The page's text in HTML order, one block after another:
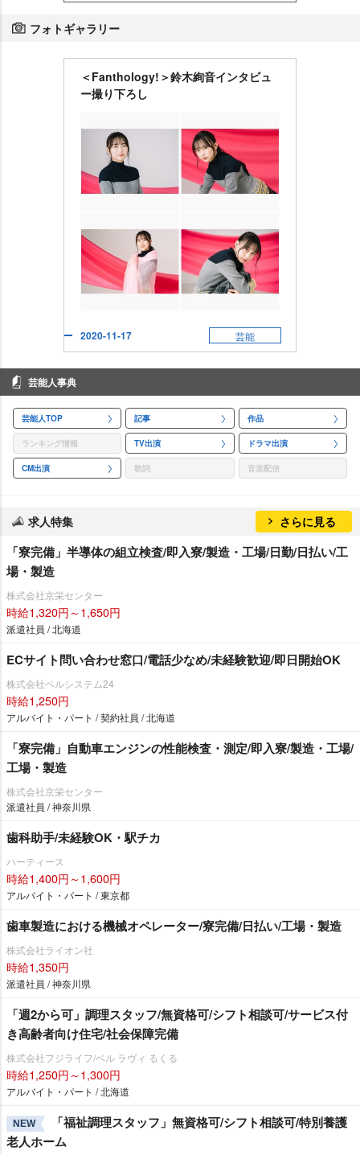
フォトギャラリー
＜Fanthology!＞鈴木絢音インタビュ
ー撮り下ろし
2020-11-17 芸能
芸能人事典
芸能人TOP 記事 作品
ランキング情報 TV出演 ドラマ出演
CM出演 歌詞 音楽配信
求人特集 さらに見る
「寮完備」半導体の組立検査/即入寮/製造・工場/日勤/日払い/工
場・製造
株式会社京栄センター
時給1,320円～1,650円
派遣社員 / 北海道
ECサイト問い合わせ窓口/電話少なめ/未経験歓迎/即日開始OK
株式会社ベルシステム24
時給1,250円
アルバイト・パート / 契約社員 / 北海道
「寮完備」自動車エンジンの性能検査・測定/即入寮/製造・工場/
工場・製造
株式会社京栄センター
派遣社員 / 神奈川県
歯科助手/未経験OK・駅チカ
ハーティース
時給1,400円～1,600円
アルバイト・パート / 東京都
歯車製造における機械オペレーター/寮完備/日払い/工場・製造
株式会社ライオン社
時給1,350円
派遣社員 / 神奈川県
「週2から可」調理スタッフ/無資格可/シフト相談可/サービス付
き高齢者向け住宅/社会保障完備
株式会社フジライフ/ベル ラヴィ るくる
時給1,250円～1,300円
アルバイト・パート / 北海道
NEW
「福祉調理スタッフ」無資格可/シフト相談可/特別養護
老人ホーム